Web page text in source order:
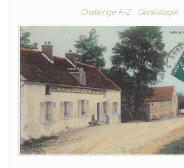
Challenge A-Z Généalogie